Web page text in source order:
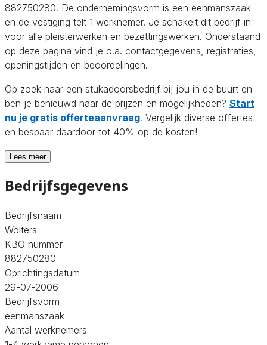
882750280. De ondernemingsvorm is een eenmanszaak
en de vestiging telt 1 werknemer. Je schakelt dit bedrijf in
voor alle pleisterwerken en bezettingswerken. Onderstaand
op deze pagina vind je o.a. contactgegevens, registraties,
openingstijden en beoordelingen.
Op zoek naar een stukadoorsbedrijf bij jou in de buurt en
ben je benieuwd naar de prijzen en mogelijkheden? Start
nu je gratis offerteaanvraag. Vergelijk diverse offertes
en bespaar daardoor tot 40% op de kosten!
Lees meer
Bedrijfsgegevens
Bedrijfsnaam
Wolters
KBO nummer
882750280
Oprichtingsdatum
29-07-2006
Bedrijfsvorm
eenmanszaak
Aantal werknemers